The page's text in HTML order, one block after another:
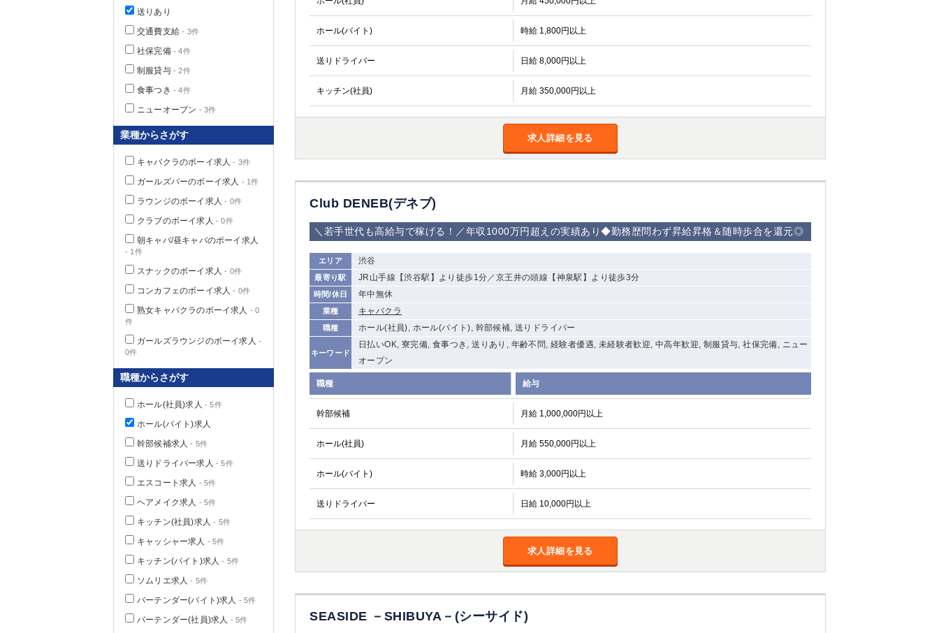
ホール(バイト) 時給 1,800円以上
送りドライバー 日給 8,000円以上
キッチン(社員) 月給 350,000円以上
求人詳細を見る
Club DENEB(デネブ)
＼若手世代も高給与で稼げる！／年収1000万円超えの実績あり◆勤務歴問わず昇給昇格＆随時歩合を還元◎
エリア 渋谷
最寄り駅 JR山手線【渋谷駅】より徒歩1分／京王井の頭線【神泉駅】より徒歩3分
時間/休日 年中無休
業種 キャバクラ
職種 ホール(社員), ホール(バイト), 幹部候補, 送りドライバー
キーワード
日払いOK, 寮完備, 食事つき, 送りあり, 年齢不問, 経験者優遇, 未経験者歓迎, 中高年歓迎, 制服貸与, 社保完備, ニュー
オープン
職種 給与
幹部候補 月給 1,000,000円以上
ホール(社員) 月給 550,000円以上
ホール(バイト) 時給 3,000円以上
送りドライバー 日給 10,000円以上
求人詳細を見る
SEASIDE －SHIBUYA－(シーサイド)
送りあり
交通費支給 - 3件
社保完備- 4件
制服貸与- 2件
食事つき - 4件
ニューオープン - 3件
業種からさがす
キャバクラのボーイ求人 - 3件
ガールズバーのボーイ求人 - 1件
ラウンジのボーイ求人 - 0件
クラブのボーイ求人 - 0件
朝キャバ/昼キャバのボーイ求人
- 1件
スナックのボーイ求人 - 0件
コンカフェのボーイ求人 - 0件
熟女キャバクラのボーイ求人 - 0
件
ガールズラウンジのボーイ求人 -
0件
職種からさがす
ホール(社員)求人 - 5件
ホール(バイト)求人
幹部候補求人 - 5件
送りドライバー求人 - 5件
エスコート求人 - 5件
ヘアメイク求人 - 5件
キッチン(社員)求人 - 5件
キャッシャー求人 - 5件
キッチン(バイト)求人 - 5件
ソムリエ求人 - 5件
バーテンダー(バイト)求人 - 5件
バーテンダー(社員)求人 - 5件
小田原
横浜・桜木町
関内・馬車道・
日ノ出町
武蔵新城 元住吉
茅ヶ崎 戸塚 たまプラーザ 大船
相模原
厚木
桜木町
大宮 川越
南浦和
所沢 熊谷
獨協大学前＜草
加松原＞
北浦和（西口）
千葉県
茂原
松戸
浦安
宇都宮
都宮西口）
茨城県 土浦
群馬県 高崎
選択した内容で設定